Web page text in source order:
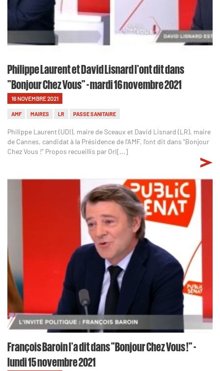
Philippe Laurent et David Lisnard l'ont dit dans
"Bonjour Chez Vous" - mardi 16 novembre 2021
16 NOVEMBRE 2021
AMF MAIRES LR PASSE SANITAIRE
Philippe Laurent (UDI), maire de Sceaux et David Lisnard (LR), maire
de Cannes, candidat à la Présidence de l'AMF, l'ont dit dans "Bonjour
Chez Vous !" Propos recueillis par Ori[...]
François Baroin l'a dit dans "Bonjour Chez Vous !" -
lundi 15 novembre 2021